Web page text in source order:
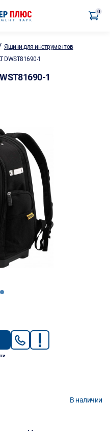
0
Ящики для инструментов
DWST81690-1
1
4
В наличии